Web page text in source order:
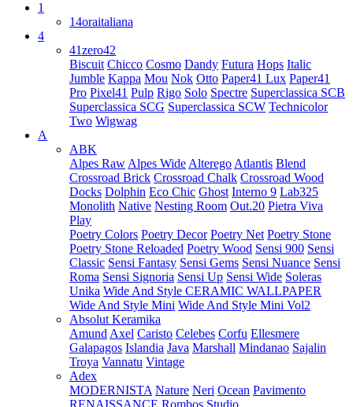
1
14oraitaliana
4
41zero42
Biscuit Chicco Cosmo Dandy Futura Hops Italic
Jumble Kappa Mou Nok Otto Paper41 Lux Paper41
Pro Pixel41 Pulp Rigo Solo Spectre Superclassica SCB
Superclassica SCG Superclassica SCW Technicolor
Two Wigwag
A
ABK
Alpes Raw Alpes Wide Alterego Atlantis Blend
Crossroad Brick Crossroad Chalk Crossroad Wood
Docks Dolphin Eco Chic Ghost Interno 9 Lab325
Monolith Native Nesting Room Out.20 Pietra Viva
Play
Poetry Colors Poetry Decor Poetry Net Poetry Stone
Poetry Stone Reloaded Poetry Wood Sensi 900 Sensi
Classic Sensi Fantasy Sensi Gems Sensi Nuance Sensi
Roma Sensi Signoria Sensi Up Sensi Wide Soleras
Unika Wide And Style CERAMIC WALLPAPER
Wide And Style Mini Wide And Style Mini Vol2
Absolut Keramika
Amund Axel Caristo Celebes Corfu Ellesmere
Galapagos Islandia Java Marshall Mindanao Sajalin
Troya Vannatu Vintage
Adex
MODERNISTA Nature Neri Ocean Pavimento